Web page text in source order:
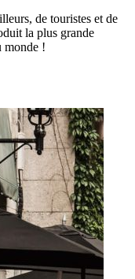
de touristes et de
la plus grande
monde !